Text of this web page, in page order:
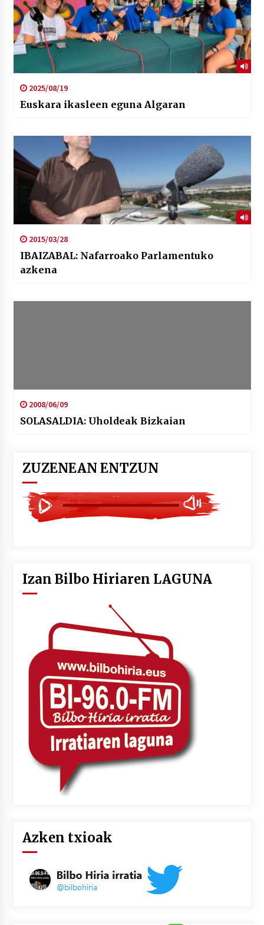
2025/08/19
Euskara ikasleen eguna Algaran
2015/03/28
IBAIZABAL: Nafarroako Parlamentuko
azkena
2008/06/09
SOLASALDIA: Uholdeak Bizkaian
ZUZENEAN ENTZUN
Izan Bilbo Hiriaren LAGUNA
Azken txioak